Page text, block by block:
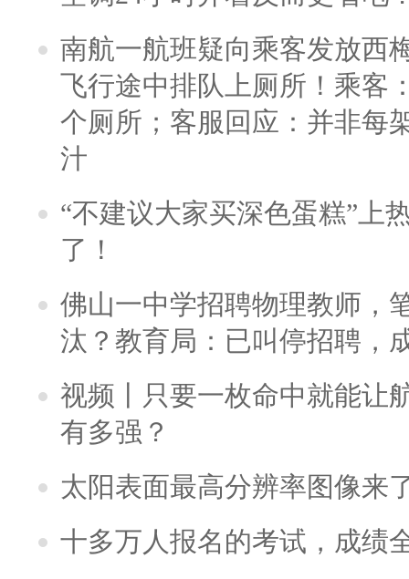
南航一航班疑向乘客发放西
飞行途中排队上厕所！乘客
个厕所；客服回应：并非每
汁
“不建议大家买深色蛋糕”上
了！
佛山一中学招聘物理教师，
汰？教育局：已叫停招聘，
视频丨只要一枚命中就能让
有多强？
太阳表面最高分辨率图像来
十多万人报名的考试，成绩